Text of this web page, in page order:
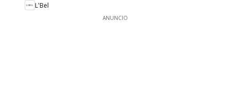
L'Bel
ANUNCIO